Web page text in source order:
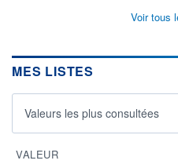
Voir tous
MES LISTES
Valeurs les plus consultées
VALEUR